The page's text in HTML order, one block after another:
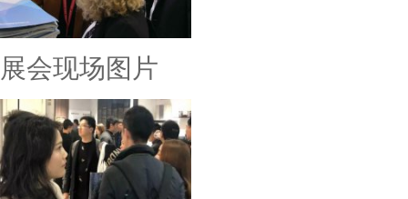
展会现场图片